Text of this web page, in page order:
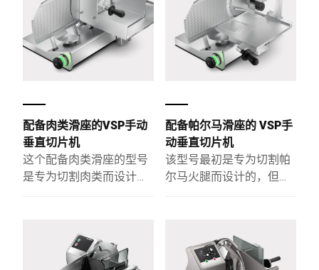
不同的切割物并且还非常
注重产品的最佳品质，那
么这个型号就是最理想的
设备。||标准滑座可配备直
间小，最适用于十分狭窄
的空间和小型切割物。
配备肉类滑座的VSP手动
垂直切片机
这个配备肉类滑座的型号
是专为切割肉类而设计
以卫生地切割十分湿润的
肉块。输送滑座使大重量
配备帕尔马滑座的 VSP手
动垂直切片机
该型号最初是专为切割帕
尔马火腿而设计的，但也
调节，所以完美适用于从
骨头上割肉或者切割整个